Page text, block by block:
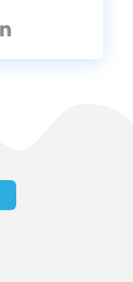
Partager
sur